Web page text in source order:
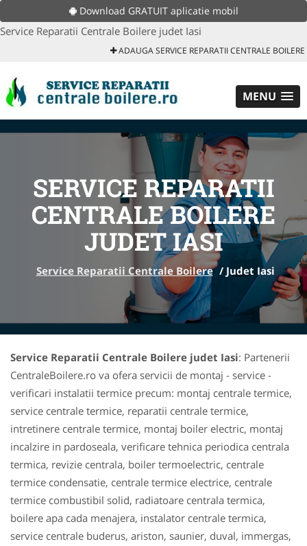
Download GRATUIT aplicatie mobil
Service Reparatii Centrale Boilere judet Iasi
ADAUGA SERVICE REPARATII CENTRALE BOILERE
MENU
SERVICE REPARATII
CENTRALE BOILERE
JUDET IASI
Service Reparatii Centrale Boilere / Judet Iasi
Service Reparatii Centrale Boilere judet Iasi: Partenerii
CentraleBoilere.ro va ofera servicii de montaj - service -
verificari instalatii termice precum: montaj centrale termice,
service centrale termice, reparatii centrale termice,
intretinere centrale termice, montaj boiler electric, montaj
incalzire in pardoseala, verificare tehnica periodica centrala
termica, revizie centrala, boiler termoelectric, centrale
termice condensatie, centrale termice electrice, centrale
termice combustibil solid, radiatoare centrala termica,
boilere apa cada menajera, instalator centrale termica,
service centrale buderus, ariston, saunier, duval, immergas,